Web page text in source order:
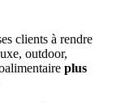
clients à rendre
outdoor,
plus